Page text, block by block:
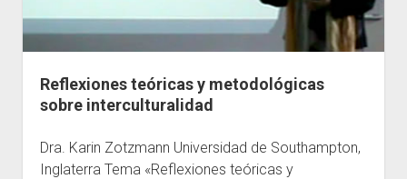
Reflexiones teóricas y metodológicas
sobre interculturalidad
Dra. Karin Zotzmann Universidad de Southampton,
Inglaterra Tema «Reflexiones teóricas y